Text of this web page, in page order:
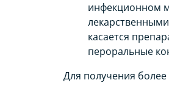
инфекционном
касается
пероральные
Для получения